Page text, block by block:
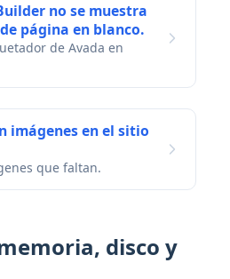
no se muestra
página en blanco.
de Avada en
imágenes en el sitio
que faltan.
disco y